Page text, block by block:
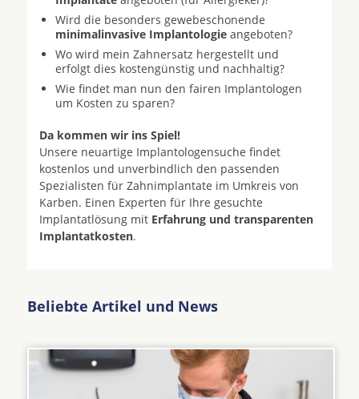
Wird die besonders gewebeschonende
minimalinvasive Implantologie angeboten?
Wo wird mein Zahnersatz hergestellt und
erfolgt dies kostengünstig und nachhaltig?
Wie findet man nun den fairen Implantologen
um Kosten zu sparen?
Da kommen wir ins Spiel!
Unsere neuartige Implantologensuche findet
kostenlos und unverbindlich den passenden
Spezialisten für Zahnimplantate im Umkreis von
Karben. Einen Experten für Ihre gesuchte
Implantatlösung mit Erfahrung und transparenten
Implantatkosten.
Beliebte Artikel und News